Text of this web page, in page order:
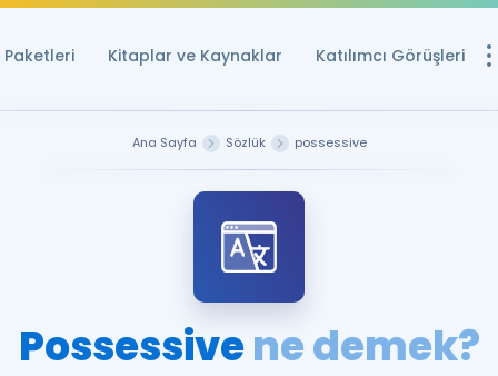
Paketleri Kitaplar ve Kaynaklar Katılımcı Görüşleri
Ücretsiz
YDS ve YÖKDİL
Ana Sayfa Sözlük possessive
Possessivene demek?